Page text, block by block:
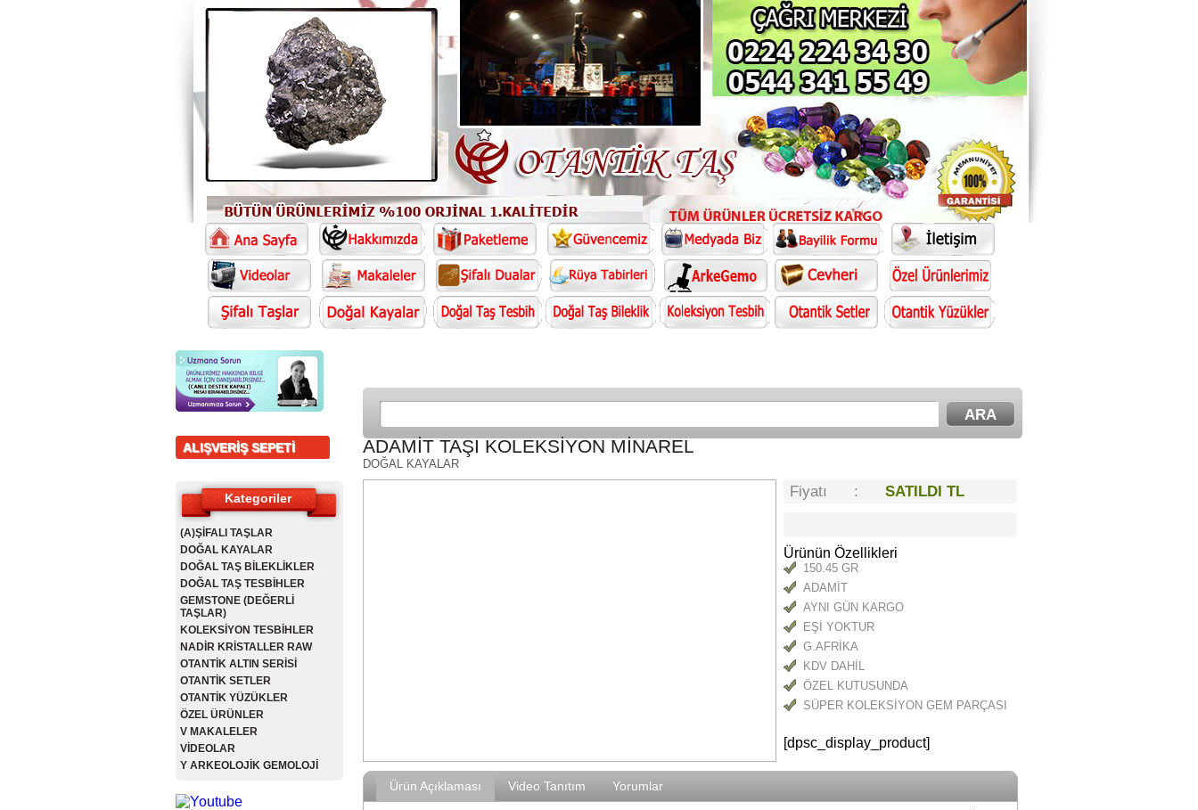
ALIŞVERİŞ SEPETİ
Kategoriler
(A)ŞİFALI TAŞLAR
DOĞAL KAYALAR
DOĞAL TAŞ BİLEKLİKLER
DOĞAL TAŞ TESBİHLER
GEMSTONE (DEĞERLİ
TAŞLAR)
KOLEKSİYON TESBİHLER
NADİR KRİSTALLER RAW
OTANTİK ALTIN SERİSİ
OTANTİK SETLER
OTANTİK YÜZÜKLER
ÖZEL ÜRÜNLER
V MAKALELER
VİDEOLAR
Y ARKEOLOJİK GEMOLOJİ
ADAMİT TAŞI KOLEKSİYON MİNAREL
DOĞAL KAYALAR
Fiyatı : SATILDI TL
Ürünün Özellikleri
150.45 GR
ADAMİT
AYNI GÜN KARGO
EŞİ YOKTUR
G.AFRİKA
KDV DAHİL
ÖZEL KUTUSUNDA
SÜPER KOLEKSİYON GEM PARÇASI
[dpsc_display_product]
Ürün Açıklaması Video Tanıtım Yorumlar